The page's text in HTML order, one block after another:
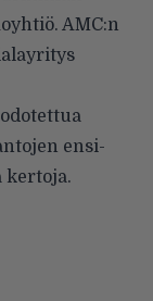
AMC:n
ensi-
kertoja.